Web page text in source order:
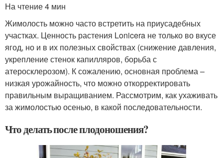
На чтение 4 мин
Жимолость можно часто встретить на приусадебных
участках. Ценность растения Lonicera не только во вкусе
ягод, но и в их полезных свойствах (снижение давления,
укрепление стенок капилляров, борьба с
атеросклерозом). К сожалению, основная проблема –
низкая урожайность, что можно откорректировать
правильным выращиванием. Рассмотрим, как ухаживать
за жимолостью осенью, в какой последовательности.
Что делать после плодоношения?